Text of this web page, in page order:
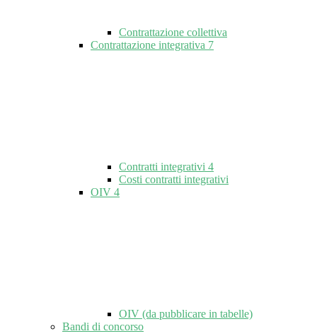
Contrattazione collettiva
Contrattazione integrativa 7
Contratti integrativi 4
Costi contratti integrativi
OIV 4
OIV (da pubblicare in tabelle)
Bandi di concorso